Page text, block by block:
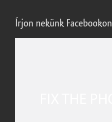
Írjon nekünk Facebookon